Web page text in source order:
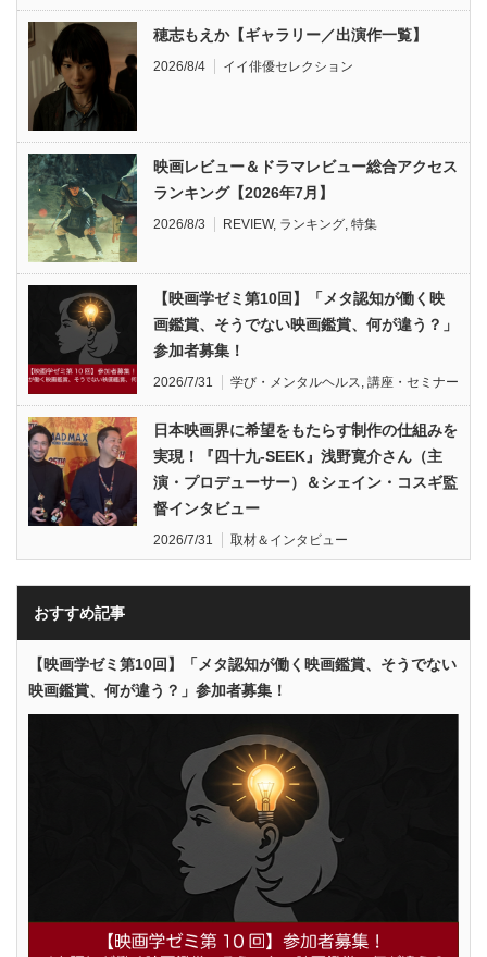
穂志もえか【ギャラリー／出演作一覧】
2026/8/4 イイ俳優セレクション
映画レビュー＆ドラマレビュー総合アクセス
ランキング【2026年7月】
2026/8/3 REVIEW, ランキング 特集
【映画学ゼミ第10回】「メタ認知が働く映
画鑑賞、そうでない映画鑑賞、何が違う？」
参加者募集！
2026/7/31 学び・メンタルヘルス 講座・セミナー
日本映画界に希望をもたらす制作の仕組みを
実現！『四十九-SEEK』浅野寛介さん（主
演・プロデューサー）＆シェイン・コスギ監
督インタビュー
2026/7/31 取材＆インタビュー
おすすめ記事
【映画学ゼミ第10回】「メタ認知が働く映画鑑賞、そうでない
映画鑑賞、何が違う？」参加者募集！